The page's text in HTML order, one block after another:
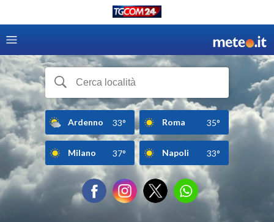
Ardenno 33° Roma 35°
Milano 37° Napoli 33°